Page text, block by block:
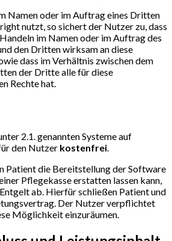
Namen oder im Auftrag eines Dritten
nutzt, so sichert der Nutzer zu, dass
im Namen oder im Auftrag des
den Dritten wirksam an diese
dass im Verhältnis zwischen dem
der Dritte alle für diese
Rechte hat.
2.1. genannten Systeme auf
den Nutzer kostenfrei
Patient die Bereitstellung der Software
Pflegekasse erstatten lassen kann,
ab. Hierfür schließen Patient und
Der Nutzer verpflichtet
Möglichkeit einzuräumen.